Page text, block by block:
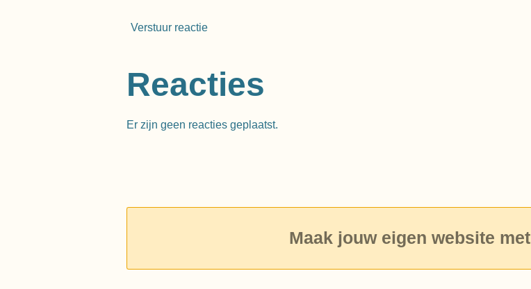
Verstuur reactie
Reacties
Er zijn geen reacties geplaatst.
Maak jouw eigen website met